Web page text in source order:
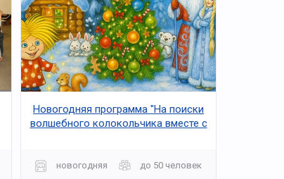
Новогодняя программа "На поиски
волшебного колокольчика вместе с
новогодняя
до 50 человек